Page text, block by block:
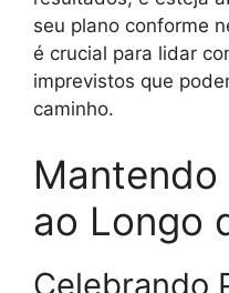
seu plano conforme
é crucial para lidar
imprevistos que
caminho.
ao Longo
Celebrando